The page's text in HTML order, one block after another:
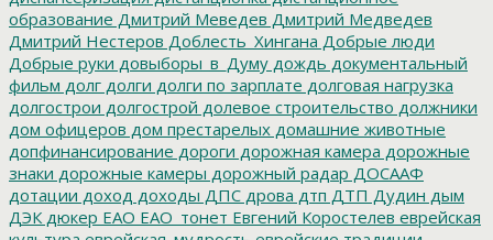
образование Дмитрий Меведев Дмитрий Медведев
Дмитрий Нестеров Доблесть_Хингана Добрые люди
Добрые руки довыборы_в_Думу дождь документальный
фильм долг долги долги по зарплате долговая нагрузка
долгострои долгострой долевое строительство должники
дом офицеров дом престарелых домашние животные
допфинансирование дороги дорожная камера дорожные
знаки дорожные камеры дорожный радар ДОСААФ
дотации доход доходы ДПС дрова дтп ДТП Дудин дым
ДЭК дюкер ЕАО ЕАО_тонет Евгений Коростелев еврейская